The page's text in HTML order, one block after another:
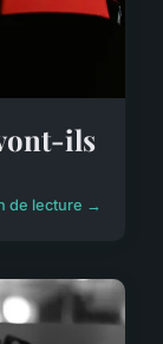
ils
de lecture →